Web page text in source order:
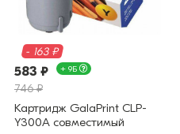
- 163 ₽
583 ₽ + 9Б
746 ₽
Картридж GalaPrint CLP-
Y300A совместимый